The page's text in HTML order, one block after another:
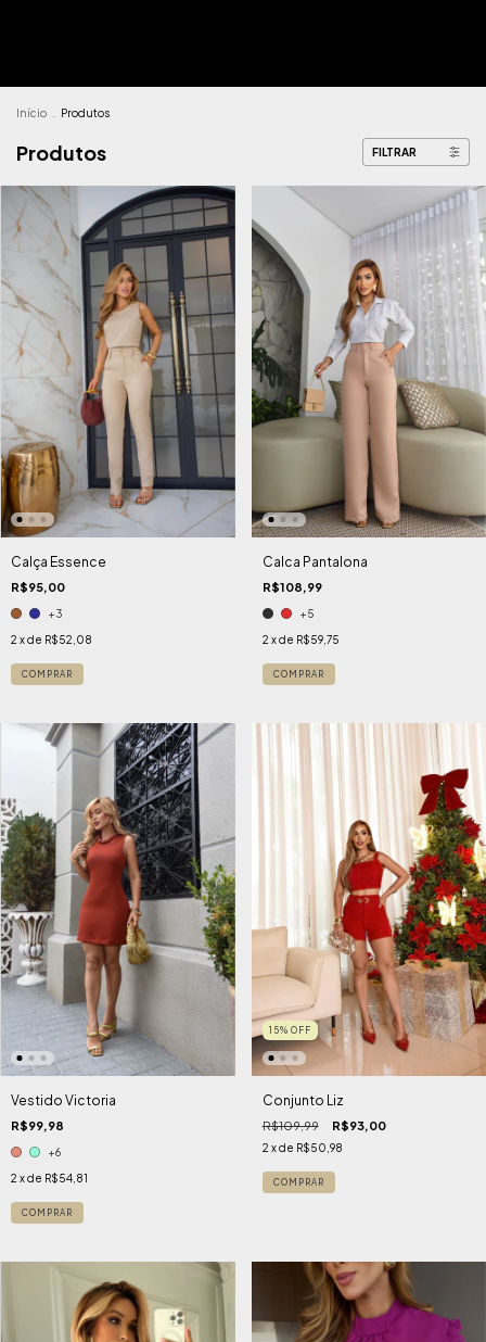
Início Produtos
Produtos FILTRAR
Calça Essence
R$95,00
+3
2 x de R$52,08
COMPRAR
Calca Pantalona
R$108,99
+5
2 x de R$59,75
COMPRAR
Vestido Victoria
R$99,98
+6
2 x de R$54,81
COMPRAR
15% OFF
Conjunto Liz
R$109,99 R$93,00
2 x de R$50,98
COMPRAR